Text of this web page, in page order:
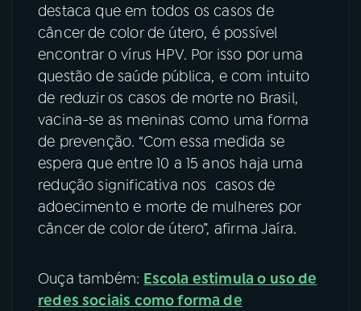
destaca que em todos os casos de
câncer de color de útero, é possível
encontrar o vírus HPV. Por isso por uma
questão de saúde pública, e com intuito
de reduzir os casos de morte no Brasil,
vacina-se as meninas como uma forma
de prevenção. “Com essa medida se
espera que entre 10 a 15 anos haja uma
redução significativa nos casos de
adoecimento e morte de mulheres por
câncer de color de útero”, afirma Jaíra.
Ouça também: Escola estimula o uso de
redes sociais como forma de